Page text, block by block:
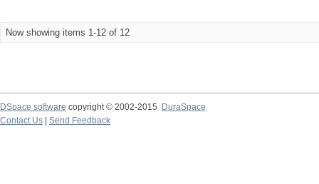
Now showing items 1-12 of 12
DSpace software copyright © 2002-2015
DuraSpace
Contact Us
Send Feedback